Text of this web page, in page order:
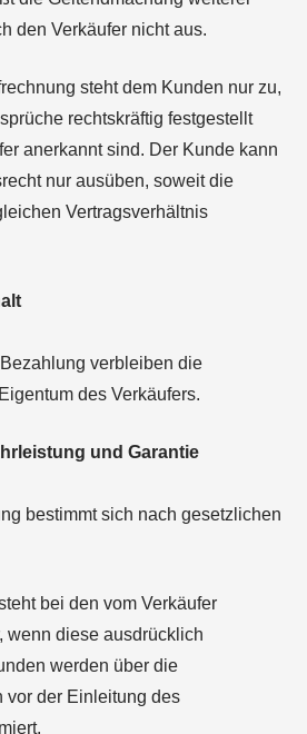
den Verkäufer nicht aus.
steht dem Kunden nur zu,
rechtskräftig festgestellt
anerkannt sind. Der Kunde kann
nur ausüben, soweit die
Vertragsverhältnis
verbleiben die
des Verkäufers.
und Garantie
bestimmt sich nach gesetzlichen
bei den vom Verkäufer
wenn diese ausdrücklich
werden über die
vor der Einleitung des